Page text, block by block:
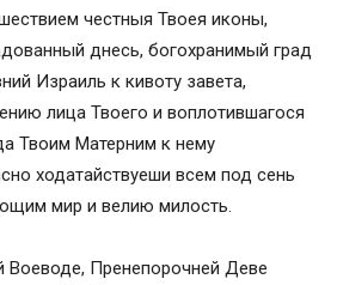
честныя Твоея иконы,
днесь, богохранимый град
Израиль к кивоту завета,
лица Твоего и воплотившагося
Твоим Матерним к нему
ходатайствуеши всем под сень
мир и велию милость.
Воеводе, Пренепорочней Деве